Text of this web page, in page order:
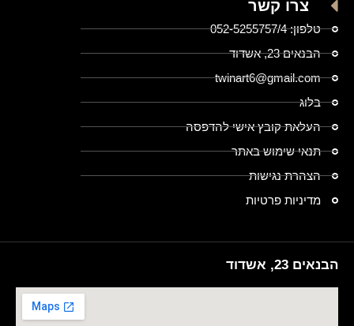
צרו קשר
טלפון: 052-5255757/4
הבנאים 23, אשדוד
twinart6@gmail.com
בלוג
העלאת קובץ אישי להדפסה
תנאי שימוש באתר
הצהרת נגישות
מדיניות פרטיות
הבנאים 23, אשדוד